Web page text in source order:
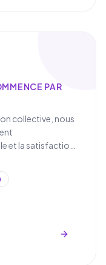
PAR
collective, nous
et la satisfaction